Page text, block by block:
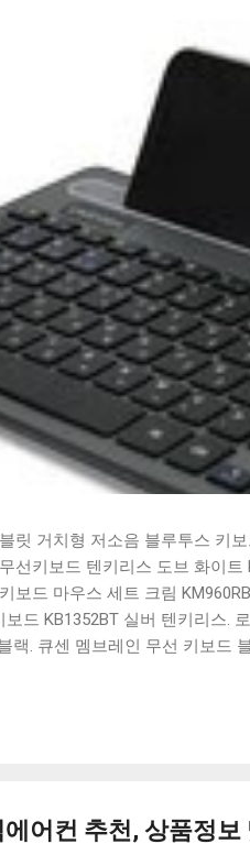
릿 거치형 저소음 블루투스 키
선키보드 텐키리스 도브 화이
보드 마우스 세트 크림
드 KB1352BT 실버 텐키리스.
랙. 큐센 멤브레인 무선 키보드
어컨 추천, 상품정보